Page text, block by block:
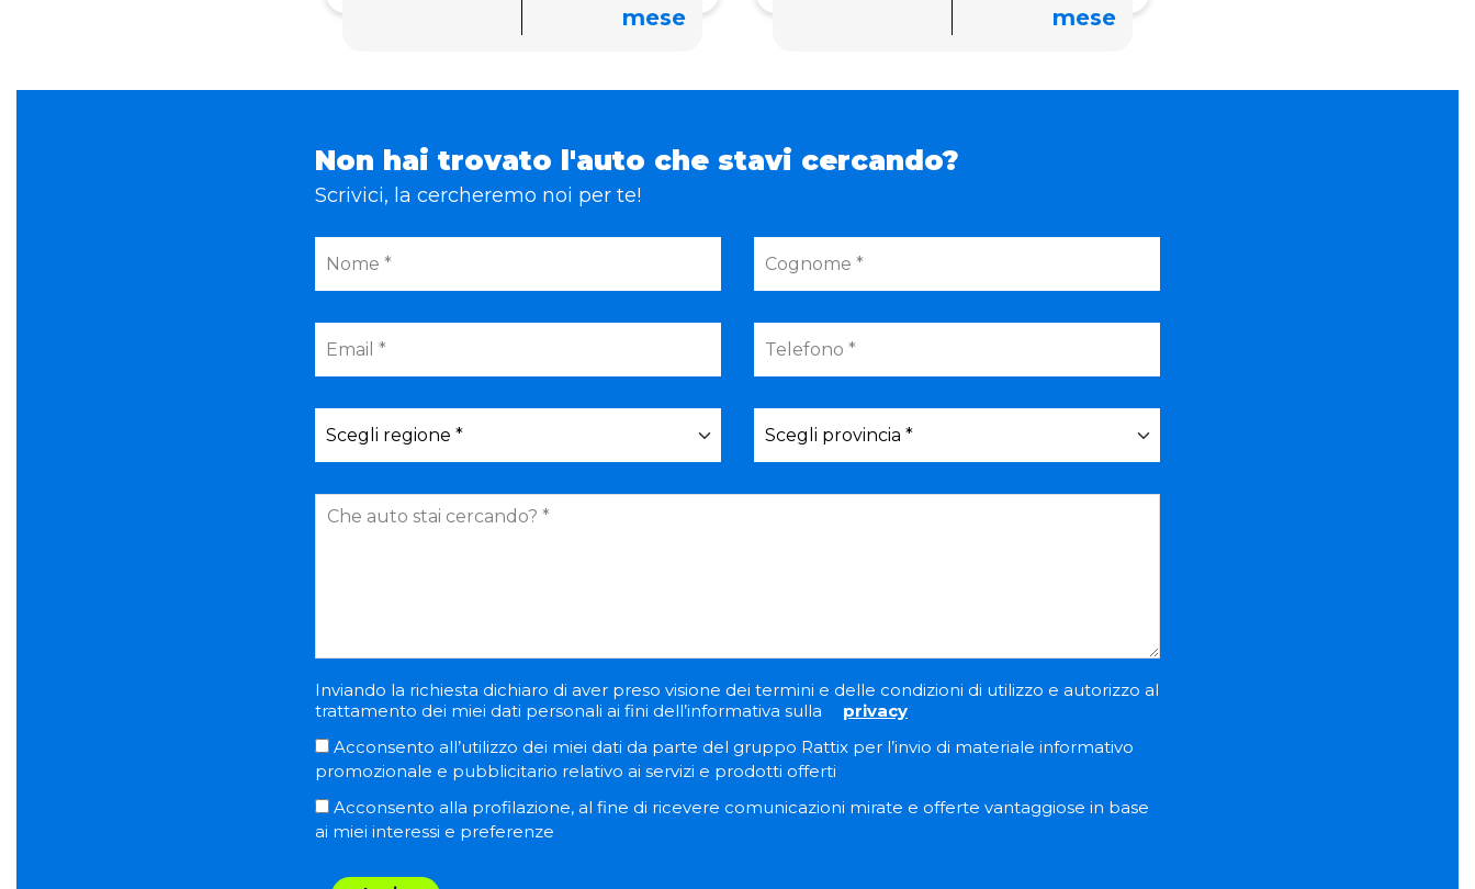
mese
mese
Non hai trovato l'auto che stavi cercando?
Scrivici, la cercheremo noi per te!
Inviando la richiesta dichiaro di aver preso visione dei termini e delle condizioni di utilizzo e autorizzo al
trattamento dei miei dati personali ai fini dell’informativa sulla
privacy
Acconsento all’utilizzo dei miei dati da parte del gruppo Rattix per l’invio di materiale informativo
promozionale e pubblicitario relativo ai servizi e prodotti offerti
Acconsento alla profilazione, al fine di ricevere comunicazioni mirate e offerte vantaggiose in base
ai miei interessi e preferenze